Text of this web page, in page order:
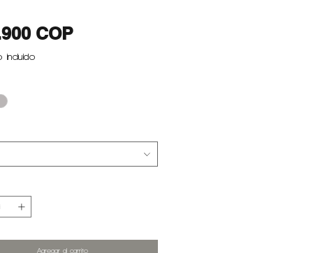
COPPrecio
incluido
Agregar al carrito